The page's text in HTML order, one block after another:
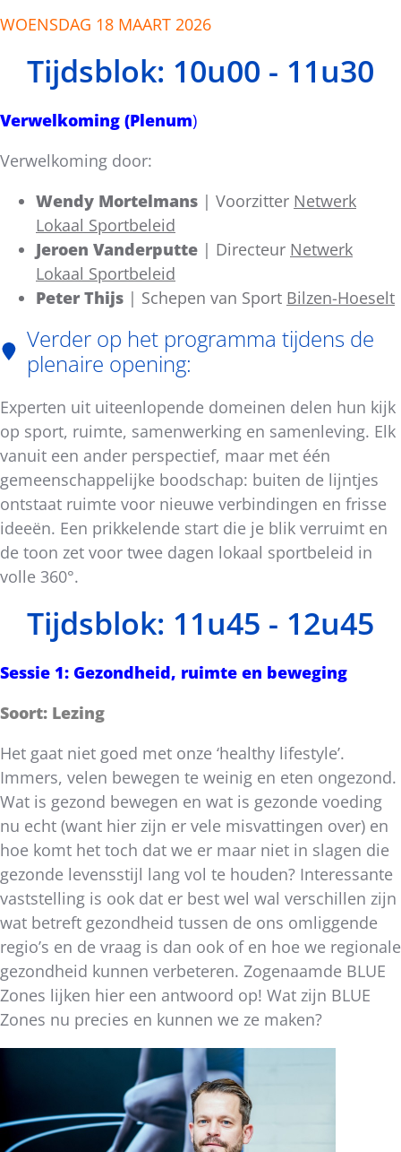
WOENSDAG 18 MAART 2026
Tijdsblok: 10u00 - 11u30
Verwelkoming (Plenum)
Verwelkoming door:
Wendy Mortelmans | Voorzitter Netwerk
Lokaal Sportbeleid
Jeroen Vanderputte | Directeur Netwerk
Lokaal Sportbeleid
Peter Thijs | Schepen van Sport Bilzen-Hoeselt
Verder op het programma tijdens de
plenaire opening:
Experten uit uiteenlopende domeinen delen hun kijk
op sport, ruimte, samenwerking en samenleving. Elk
vanuit een ander perspectief, maar met één
gemeenschappelijke boodschap: buiten de lijntjes
ontstaat ruimte voor nieuwe verbindingen en frisse
ideeën. Een prikkelende start die je blik verruimt en
de toon zet voor twee dagen lokaal sportbeleid in
volle 360°.
Tijdsblok: 11u45 - 12u45
Sessie 1: Gezondheid, ruimte en beweging
Soort: Lezing
Het gaat niet goed met onze ‘healthy lifestyle’.
Immers, velen bewegen te weinig en eten ongezond.
Wat is gezond bewegen en wat is gezonde voeding
nu echt (want hier zijn er vele misvattingen over) en
hoe komt het toch dat we er maar niet in slagen die
gezonde levensstijl lang vol te houden? Interessante
vaststelling is ook dat er best wel wal verschillen zijn
wat betreft gezondheid tussen de ons omliggende
regio’s en de vraag is dan ook of en hoe we regionale
gezondheid kunnen verbeteren. Zogenaamde BLUE
Zones lijken hier een antwoord op! Wat zijn BLUE
Zones nu precies en kunnen we ze maken?